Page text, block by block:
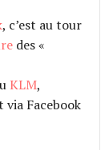
, c’est au tour
des «
KLM,
Facebook